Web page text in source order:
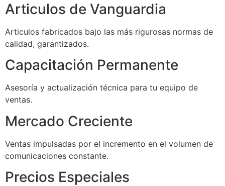
Articulos de Vanguardia
Articulos fabricados bajo las más rigurosas normas de
calidad, garantizados.
Capacitación Permanente
Asesoría y actualización técnica para tu equipo de
ventas.
Mercado Creciente
Ventas impulsadas por el incremento en el volumen de
comunicaciones constante.
Precios Especiales